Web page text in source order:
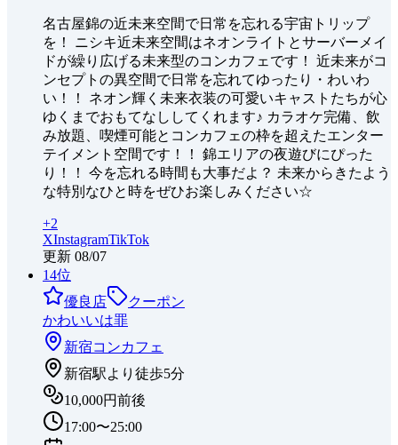
名古屋錦の近未来空間で日常を忘れる宇宙トリップ
を！ ニシキ近未来空間はネオンライトとサーバーメイ
ドが繰り広げる未来型のコンカフェです！ 近未来がコ
ンセプトの異空間で日常を忘れてゆったり・わいわ
い！！ ネオン輝く未来衣装の可愛いキャストたちが心
ゆくまでおもてなししてくれます♪ カラオケ完備、飲
み放題、喫煙可能とコンカフェの枠を超えたエンター
テイメント空間です！！ 錦エリアの夜遊びにぴった
り！！ 今を忘れる時間も大事だよ？ 未来からきたよう
な特別なひと時をぜひお楽しみください☆
+2
XInstagramTikTok
更新 08/07
14位
優良店
クーポン
かわいいは罪
新宿コンカフェ
新宿駅より徒歩5分
10,000円前後
17:00〜25:00